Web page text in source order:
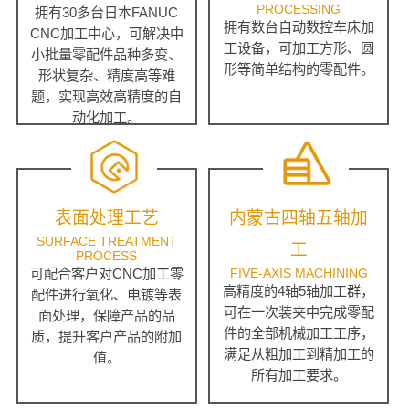
拥有30多台日本FANUC
CNC加工中心，可解决中
小批量零配件品种多变、
形状复杂、精度高等难
题，实现高效高精度的自
动化加工。
PROCESSING
拥有数台自动数控车床加
工设备，可加工方形、圆
形等简单结构的零配件。
表面处理工艺
SURFACE TREATMENT
PROCESS
可配合客户对CNC加工零
配件进行氧化、电镀等表
面处理，保障产品的品
质，提升客户产品的附加
值。
内蒙古四轴五轴加
工
FIVE-AXIS MACHINING
高精度的4轴5轴加工群，
可在一次装夹中完成零配
件的全部机械加工工序，
满足从粗加工到精加工的
所有加工要求。